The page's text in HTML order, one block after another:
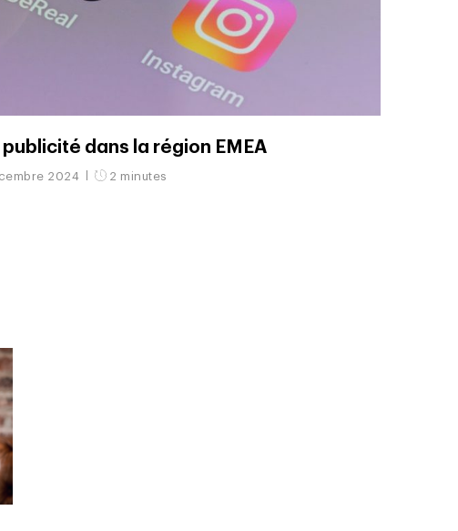
publicité dans la région EMEA
2024 2 minutes